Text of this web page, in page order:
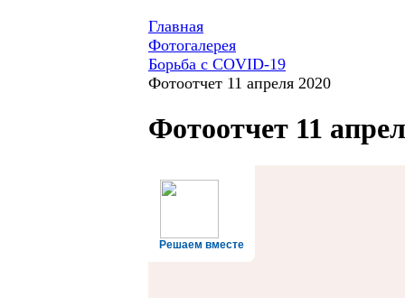
Главная
Фотогалерея
Борьба с COVID-19
Фотоотчет 11 апреля 2020
Фотоотчет 11
Решаем вместе